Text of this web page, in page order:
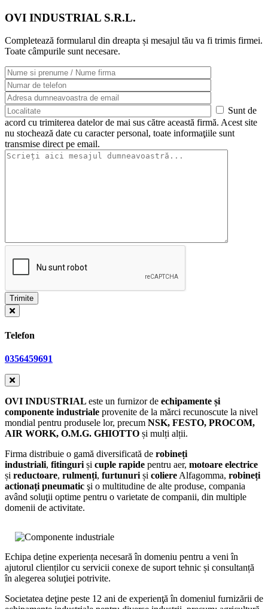
OVI INDUSTRIAL S.R.L.
Completează formularul din dreapta și mesajul tău va fi trimis firmei.
Toate câmpurile sunt necesare.
Sunt de
acord cu trimiterea datelor de mai sus către această firmă. Acest site
nu stochează date cu caracter personal, toate informaţiile sunt
transmise direct pe email.
Telefon
0356459691
OVI INDUSTRIAL este un furnizor de echipamente și
componente industriale provenite de la mărci recunoscute la nivel
mondial pentru produsele lor, precum NSK, FESTO, PROCOM,
AIR WORK, O.M.G. GHIOTTO și mulți alții.
Firma distribuie o gamă diversificată de robineți
industriali, fitinguri și cuple rapide pentru aer, motoare electrice
și reductoare, rulmenți, furtunuri și coliere Alfagomma, robineți
actionați pneumatic şi o multitudine de alte produse, compania
având soluţii optime pentru o varietate de companii, din multiple
domenii de activitate.
Echipa deține experiența necesară în domeniu pentru a veni în
ajutorul clienților cu servicii conexe de suport tehnic și consultanță
în alegerea soluţiei potrivite.
Societatea deţine peste 12 ani de experienţă în domeniul furnizării de